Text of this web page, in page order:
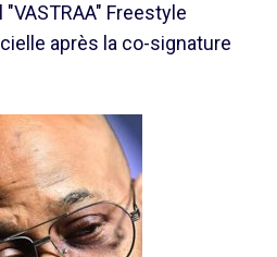
Freestyle
après la co-signature